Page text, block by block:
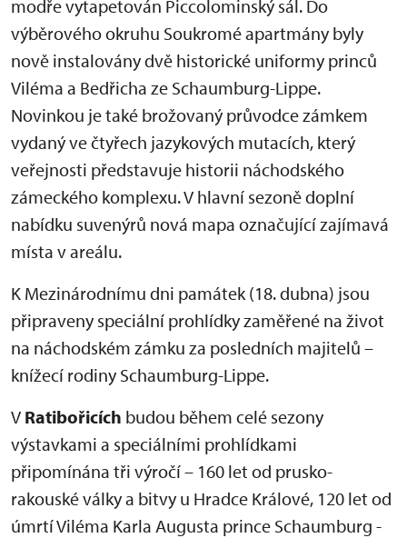
modře vytapetován Piccolominský sál. Do
výběrového okruhu Soukromé apartmány byly
nově instalovány dvě historické uniformy princů
Viléma a Bedřicha ze Schaumburg-Lippe.
Novinkou je také brožovaný průvodce zámkem
vydaný ve čtyřech jazykových mutacích, který
veřejnosti představuje historii náchodského
zámeckého komplexu. V hlavní sezoně doplní
nabídku suvenýrů nová mapa označující zajímavá
místa v areálu.
K Mezinárodnímu dni památek (18. dubna) jsou
připraveny speciální prohlídky zaměřené na život
na náchodském zámku za posledních majitelů –
knížecí rodiny Schaumburg-Lippe.
V Ratibořicích budou během celé sezony
výstavkami a speciálními prohlídkami
připomínána tři výročí – 160 let od prusko-
rakouské války a bitvy u Hradce Králové, 120 let od
úmrtí Viléma Karla Augusta prince Schaumburg -